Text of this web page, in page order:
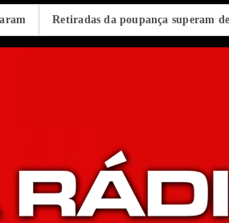
Retiradas da poupança superam depósitos